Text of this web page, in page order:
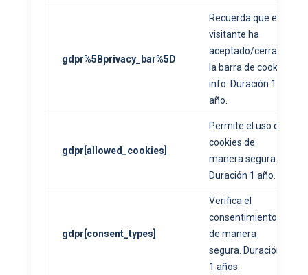
gdpr%5Bprivacy_bar%5D
Recuerda que el
visitante ha
aceptado/cerrado
la barra de cookie
info. Duración 1
año.
gdpr[allowed_cookies]
Permite el uso de
cookies de
manera segura.
Duración 1 año.
gdpr[consent_types]
Verifica el
consentimiento
de manera
segura. Duración
1 años.